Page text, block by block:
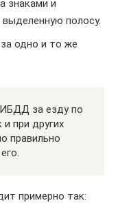
знаками и
полосу.
одно и то же
за езду по
при других
правильно
примерно так: